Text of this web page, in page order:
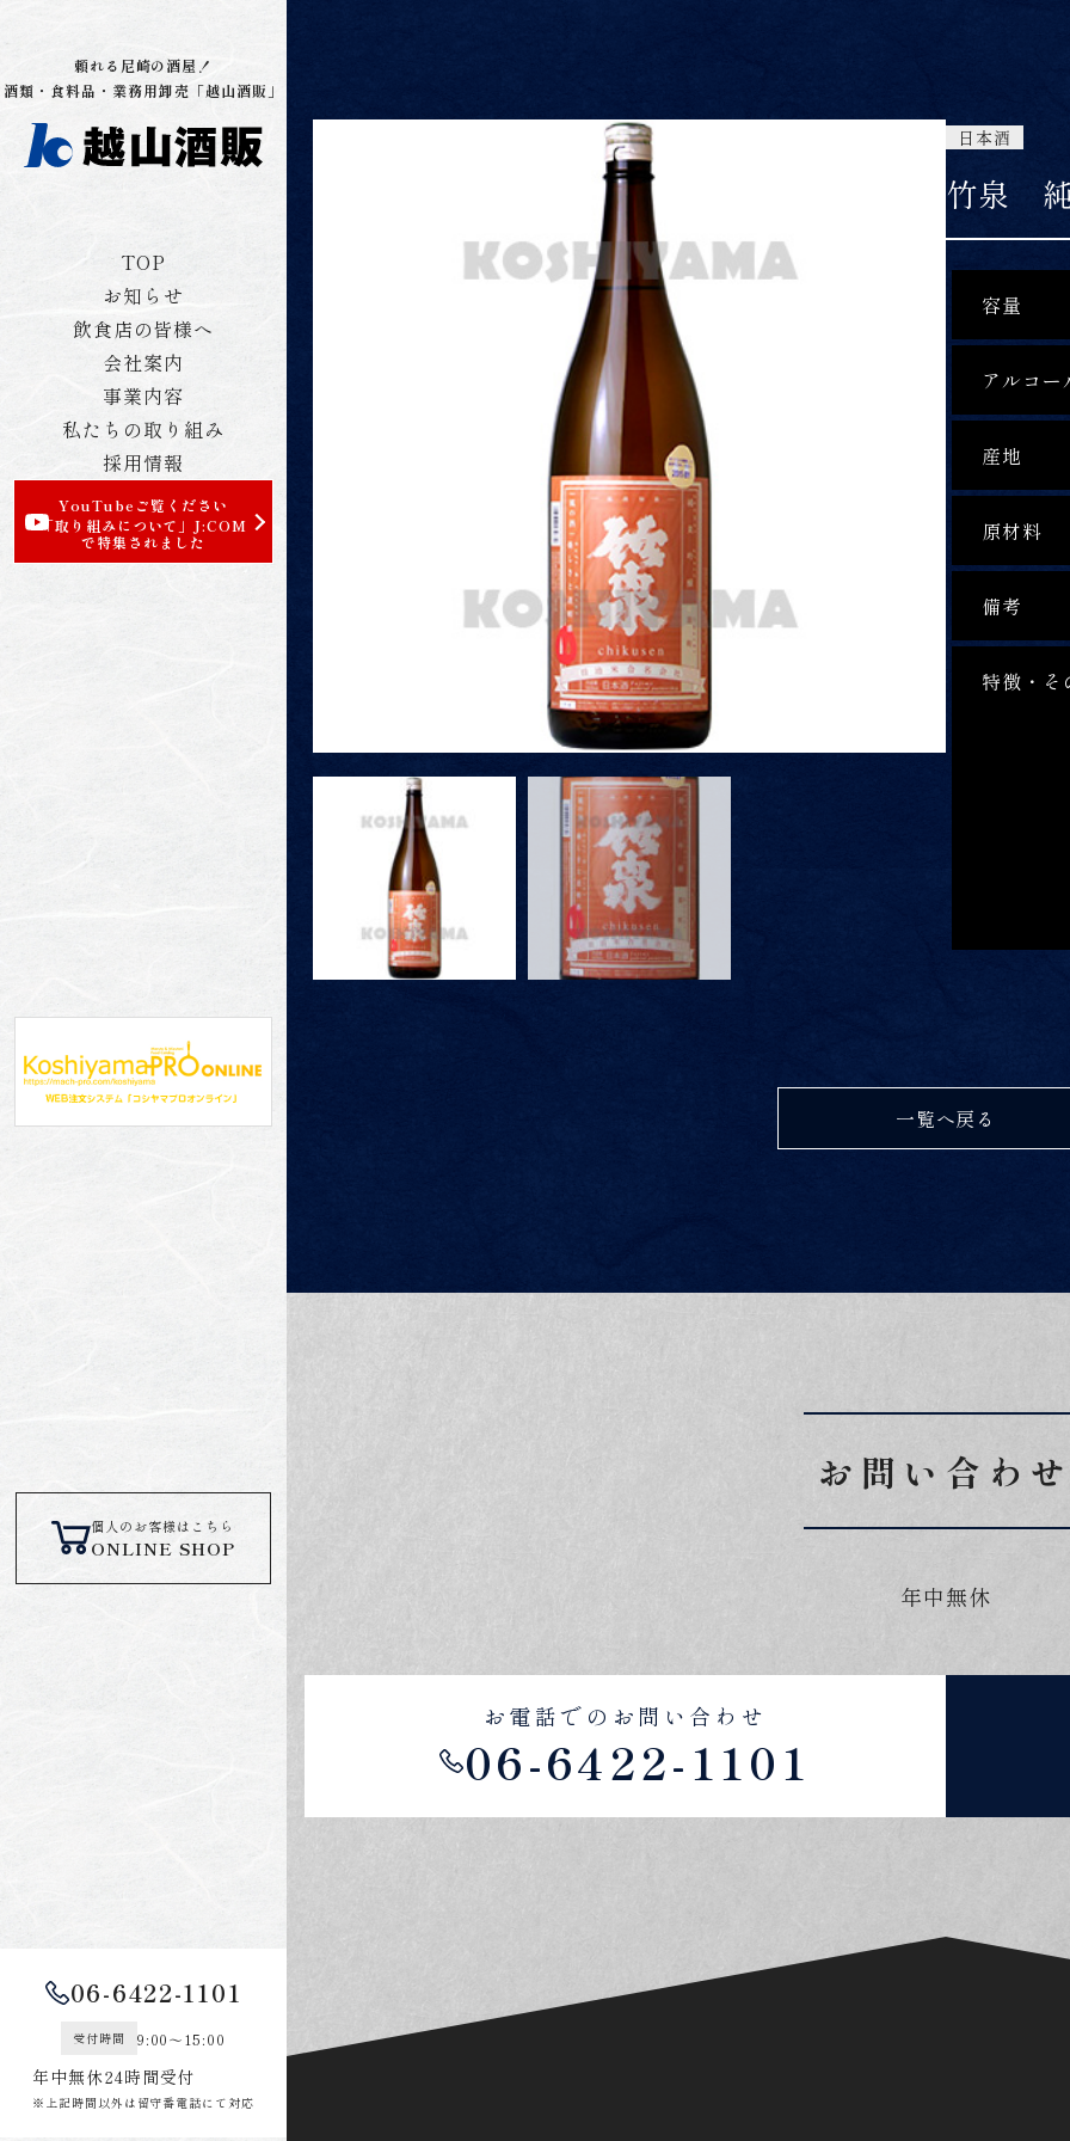
頼れる尼崎の酒屋！
酒類・食料品・業務用卸売「越山酒販」
TOP
お知らせ
飲食店の皆様へ
会社案内
事業内容
私たちの取り組み
採用情報
YouTubeご覧ください
「取り組みについて」 J:COM
で特集されました
個人のお客様はこちら
ONLINE SHOP
06-6422-1101
受付時間 9:00～15:00
年中無休24時間受付
※上記時間以外は留守番電話にて対応
日本酒
竹泉
容量
アルコー
産地
原材料
備考
特徴・そ
一覧へ戻る
お問い合わ
年中無休
お電話でのお問い合わせ
06-6422-1101